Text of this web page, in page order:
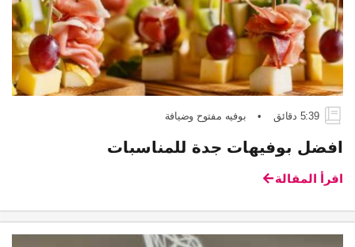
5:39 دقائق • بوفيه مفتوح وضيافة
افضل بوفيهات جدة للمناسبات
اقرأ المقالة